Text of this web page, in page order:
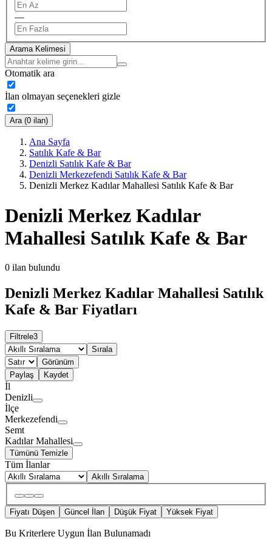
—
Arama Kelimesi
Otomatik ara
İlan olmayan seçenekleri gizle
Ara (0 ilan)
Ana Sayfa
Satılık Kafe & Bar
Denizli Satılık Kafe & Bar
Denizli Merkezefendi Satılık Kafe & Bar
Denizli Merkez Kadılar Mahallesi Satılık Kafe & Bar
Denizli Merkez Kadılar
Mahallesi Satılık Kafe & Bar
0 ilan bulundu
Denizli Merkez Kadılar Mahallesi Satılık
Kafe & Bar Fiyatları
Filtrele3
Sırala
Görünüm
Paylaş
Kaydet
İl
Denizli
İlçe
Merkezefendi
Semt
Kadılar Mahallesi
Tümünü Temizle
Tüm İlanlar
Akıllı Sıralama
Fiyatı Düşen Güncel İlan Düşük Fiyat Yüksek Fiyat
Bu Kriterlere Uygun İlan Bulunamadı